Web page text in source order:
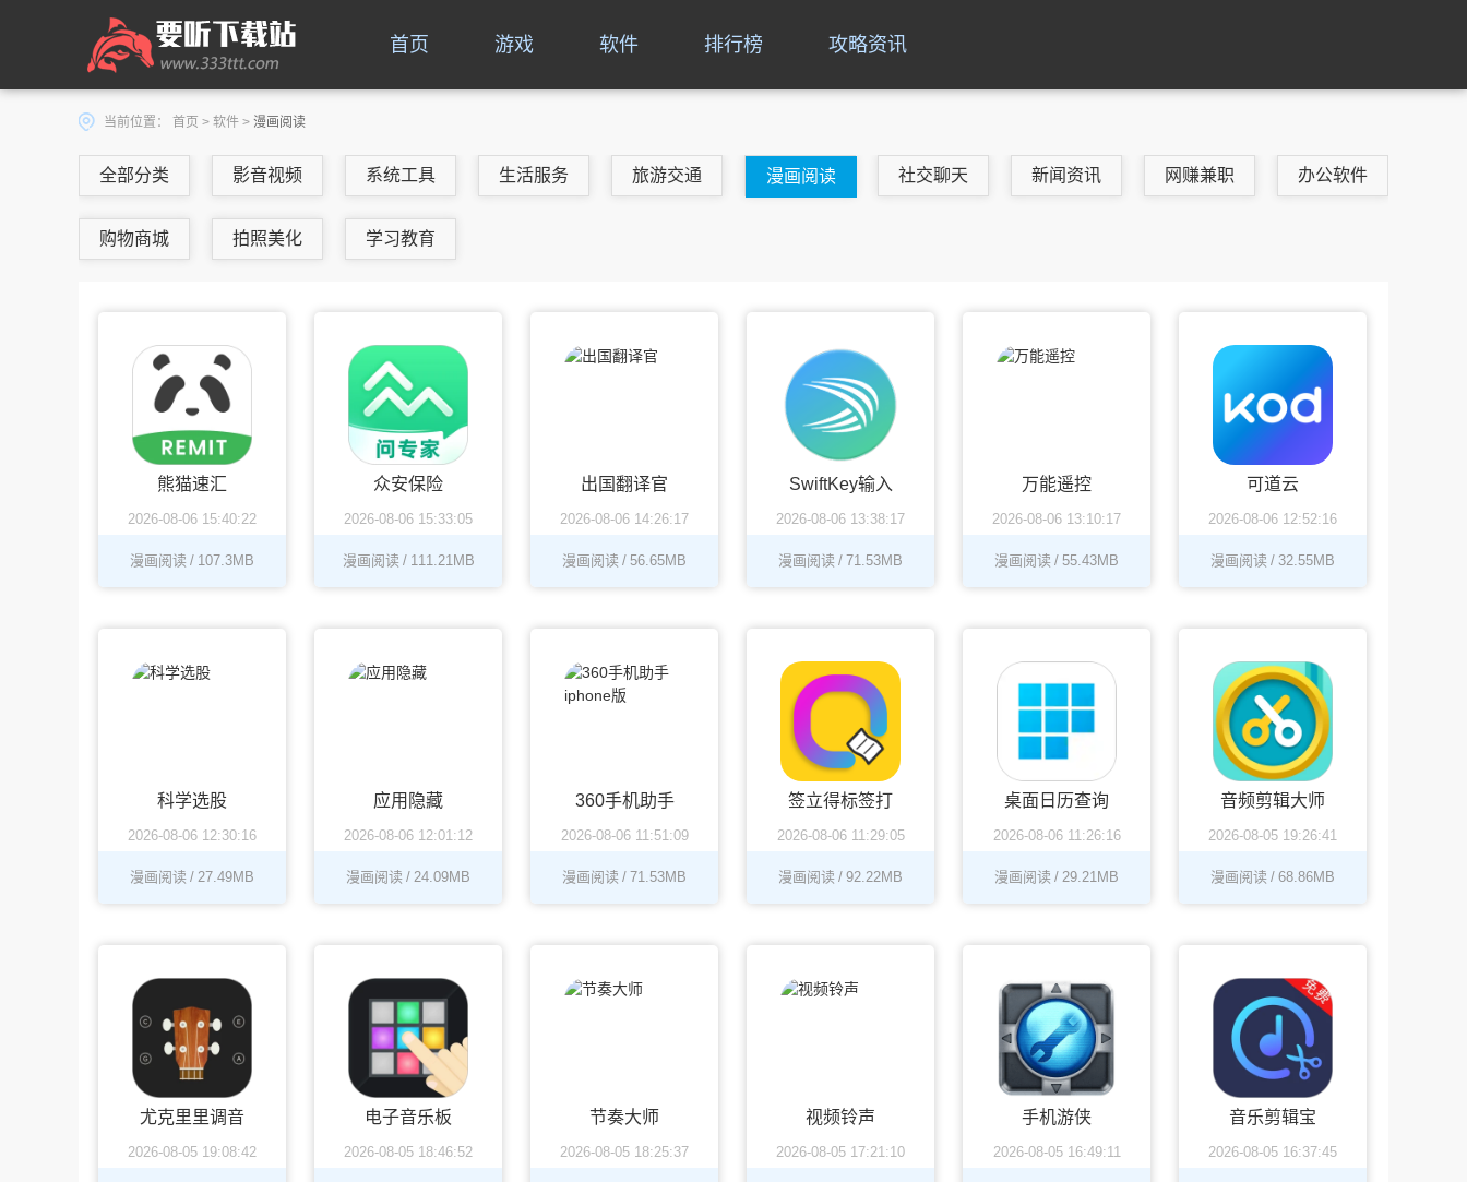
首页 游戏 软件 排行榜 攻略资讯
当前位置： 首页 > 软件 > 漫画阅读
全部分类 影音视频 系统工具 生活服务 旅游交通 漫画阅读 社交聊天 新闻资讯 网赚兼职 办公软件
购物商城 拍照美化 学习教育
熊猫速汇
2026-08-06 15:40:22
漫画阅读 / 107.3MB
众安保险
2026-08-06 15:33:05
漫画阅读 / 111.21MB
出国翻译官
2026-08-06 14:26:17
漫画阅读 / 56.65MB
SwiftKey输入
法中文苹果版
2026-08-06 13:38:17
漫画阅读 / 71.53MB
万能遥控
2026-08-06 13:10:17
漫画阅读 / 55.43MB
可道云
2026-08-06 12:52:16
漫画阅读 / 32.55MB
科学选股
2026-08-06 12:30:16
漫画阅读 / 27.49MB
应用隐藏
2026-08-06 12:01:12
漫画阅读 / 24.09MB
360手机助手
iphone版
2026-08-06 11:51:09
漫画阅读 / 71.53MB
签立得标签打
印机
2026-08-06 11:29:05
漫画阅读 / 92.22MB
桌面日历查询
2026-08-06 11:26:16
漫画阅读 / 29.21MB
音频剪辑大师
2026-08-05 19:26:41
漫画阅读 / 68.86MB
尤克里里调音
2026-08-05 19:08:42
电子音乐板
2026-08-05 18:46:52
节奏大师
2026-08-05 18:25:37
视频铃声
2026-08-05 17:21:10
手机游侠
2026-08-05 16:49:11
音乐剪辑宝
2026-08-05 16:37:45